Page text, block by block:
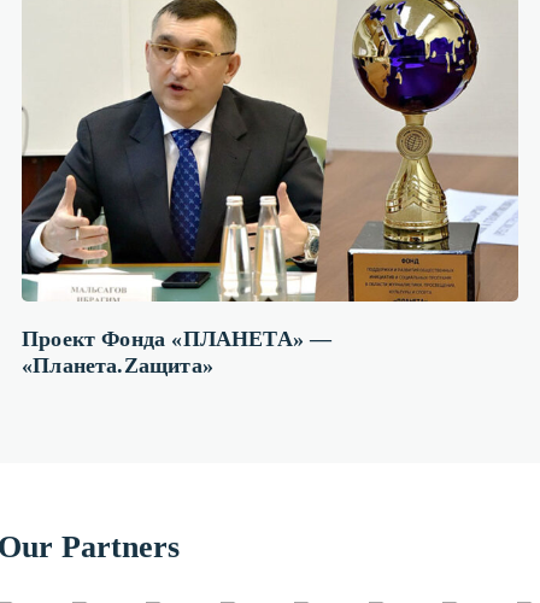
Проект Фонда «ПЛАНЕТА» —
«Планета.Zащита»
Partners